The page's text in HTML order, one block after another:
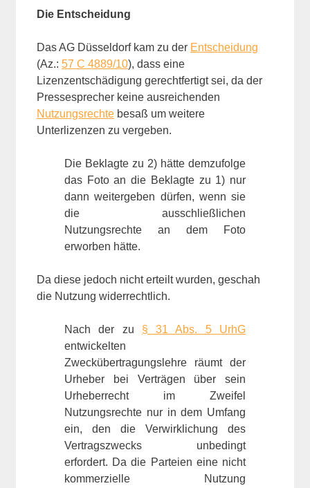
Die Entscheidung
Das AG Düsseldorf kam zu der Entscheidung
(Az.: 57 C 4889/10), dass eine
Lizenzentschädigung gerechtfertigt sei, da der
Pressesprecher keine ausreichenden
Nutzungsrechte besaß um weitere
Unterlizenzen zu vergeben.
Die Beklagte zu 2) hätte demzufolge
das Foto an die Beklagte zu 1) nur
dann weitergeben dürfen, wenn sie
die ausschließlichen
Nutzungsrechte an dem Foto
erworben hätte.
Da diese jedoch nicht erteilt wurden, geschah
die Nutzung widerrechtlich.
Nach der zu § 31 Abs. 5 UrhG
entwickelten
Zweckübertragungslehre räumt der
Urheber bei Verträgen über sein
Urheberrecht im Zweifel
Nutzungsrechte nur in dem Umfang
ein, den die Verwirklichung des
Vertragszwecks unbedingt
erfordert. Da die Parteien eine nicht
kommerzielle Nutzung